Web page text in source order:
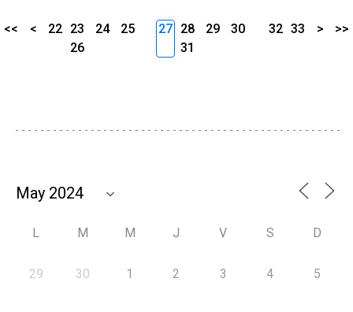
<< < 22 23 24
25
26
27 28 29
30
31
32 33 > >>
L M M J V S D
29 30 1 2 3 4 5